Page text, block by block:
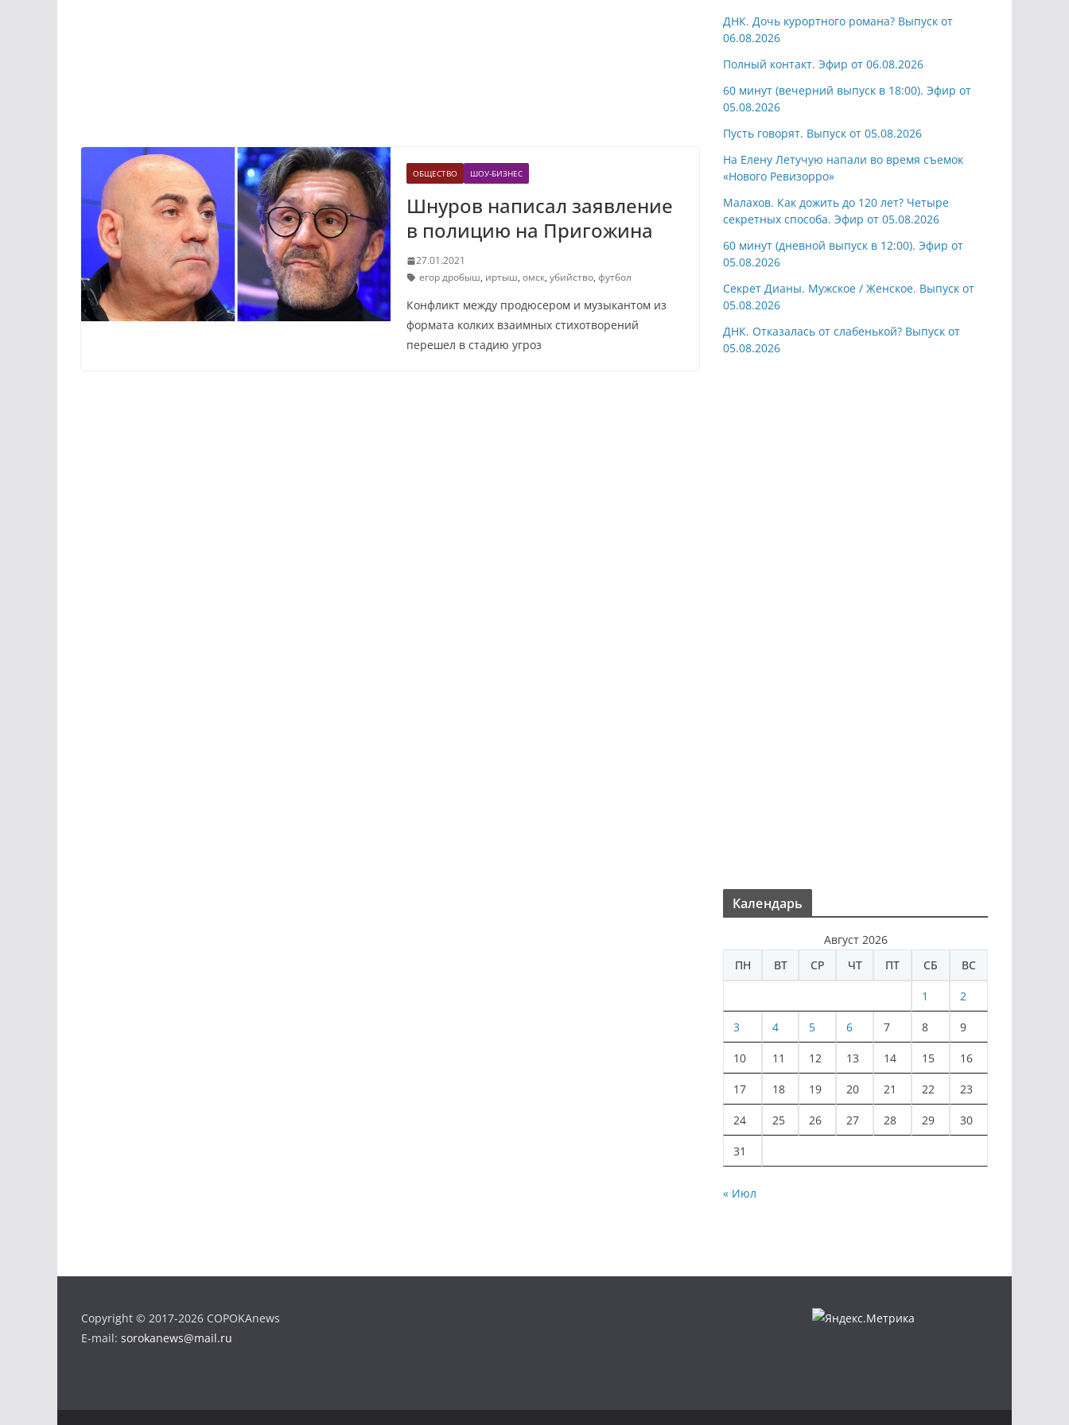
ОБЩЕСТВО ШОУ-БИЗНЕС
Шнуров написал заявление
в полицию на Пригожина
27.01.2021
егор дробыш, иртыш, омск, убийство, футбол
Конфликт между продюсером и музыкантом из
формата колких взаимных стихотворений
перешел в стадию угроз
ДНК. Дочь курортного романа? Выпуск от
06.08.2026
Полный контакт. Эфир от 06.08.2026
60 минут (вечерний выпуск в 18:00). Эфир от
05.08.2026
Пусть говорят. Выпуск от 05.08.2026
На Елену Летучую напали во время съемок
«Нового Ревизорро»
Малахов. Как дожить до 120 лет? Четыре
секретных способа. Эфир от 05.08.2026
60 минут (дневной выпуск в 12:00). Эфир от
05.08.2026
Секрет Дианы. Мужское / Женское. Выпуск от
05.08.2026
ДНК. Отказалась от слабенькой? Выпуск от
05.08.2026
Календарь
Август 2026
ПН
ВТ СР ЧТ ПТ СБ ВС
1 2
3 4 5 6 7 8 9
10 11 12 13 14 15 16
17 18 19 20 21 22 23
24 25 26 27 28 29 30
31
« Июл
Copyright © 2017-2026 COPOKAnews
E-mail: sorokanews@mail.ru